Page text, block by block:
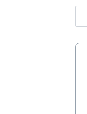
モード
ハイブラ
レディー
カジュア
ワークウ